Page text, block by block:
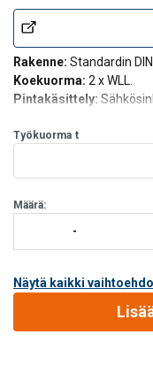
Rakenne: Standardin
Koekuorma: 2 x WLL.
Pintakäsittely:
Kun käytetään kahta
tasossa toisiinsa
Työkuorma t
Määrä:
Näytä kaikki